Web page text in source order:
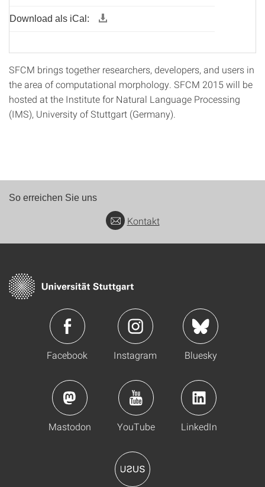
Download als iCal:
SFCM brings together researchers, developers, and users in
the area of computational morphology. SFCM 2015 will be
hosted at the Institute for Natural Language Processing
(IMS), University of Stuttgart (Germany).
So erreichen Sie uns
Kontakt
Facebook Instagram Bluesky
Mastodon YouTube LinkedIn